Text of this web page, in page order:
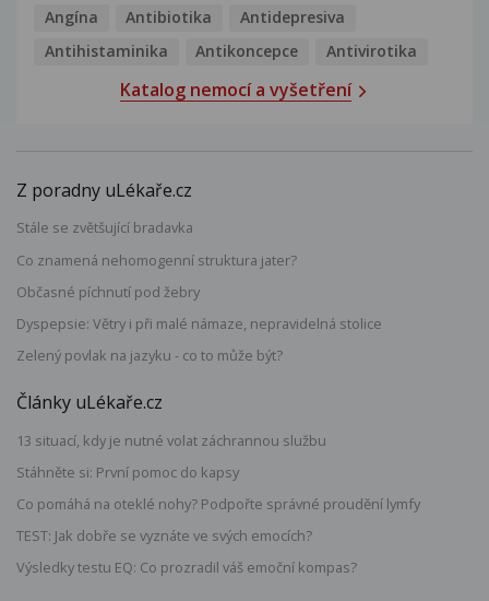
Angína
Antibiotika
Antidepresiva
Antihistaminika
Antikoncepce Antivirotika
Katalog nemocí a vyšetření
Z poradny uLékaře.cz
Stále se zvětšující bradavka
Co znamená nehomogenní struktura jater?
Občasné píchnutí pod žebry
Dyspepsie: Větry i při malé námaze, nepravidelná stolice
Zelený povlak na jazyku - co to může být?
Články uLékaře.cz
13 situací, kdy je nutné volat záchrannou službu
Stáhněte si: První pomoc do kapsy
Co pomáhá na oteklé nohy? Podpořte správné proudění lymfy
TEST: Jak dobře se vyznáte ve svých emocích?
Výsledky testu EQ: Co prozradil váš emoční kompas?